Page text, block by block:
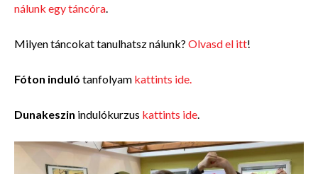
nálunk egy táncóra
Milyen táncokat tanulhatsz nálunk? Olvasd el itt!
Fóton induló tanfolyam kattints ide.
Dunakeszin indulókurzus kattints ide